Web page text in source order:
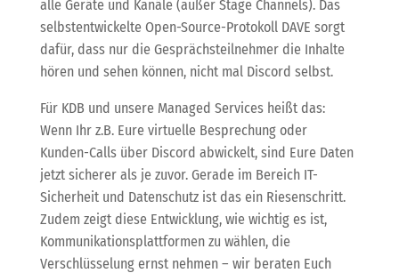
alle Geräte und Kanäle (außer Stage Channels). Das
selbstentwickelte Open-Source-Protokoll DAVE sorgt
dafür, dass nur die Gesprächsteilnehmer die Inhalte
hören und sehen können, nicht mal Discord selbst.
Für KDB und unsere Managed Services heißt das:
Wenn Ihr z.B. Eure virtuelle Besprechung oder
Kunden-Calls über Discord abwickelt, sind Eure Daten
jetzt sicherer als je zuvor. Gerade im Bereich IT-
Sicherheit und Datenschutz ist das ein Riesenschritt.
Zudem zeigt diese Entwicklung, wie wichtig es ist,
Kommunikationsplattformen zu wählen, die
Verschlüsselung ernst nehmen – wir beraten Euch